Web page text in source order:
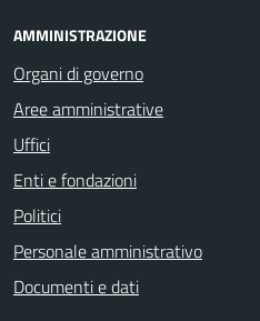
AMMINISTRAZIONE
Organi di governo
Aree amministrative
Uffici
Enti e fondazioni
Politici
Personale amministrativo
Documenti e dati